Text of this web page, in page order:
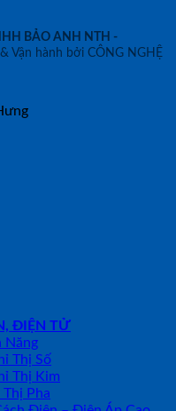
BẢO ANH NTH -
Vận hành bởi CÔNG NGHỆ
ĐIỆN TỬ
Năng
Thị Số
Thị Kim
Pha